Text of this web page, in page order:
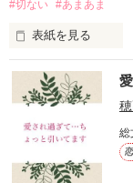
美人なのにちょっ
#切ない #あまあま
表紙を見る
仕事帰りによく寄
入りがここにある
大好きなコーヒー
通い始めて約１年
た。
でもばれたくない
総